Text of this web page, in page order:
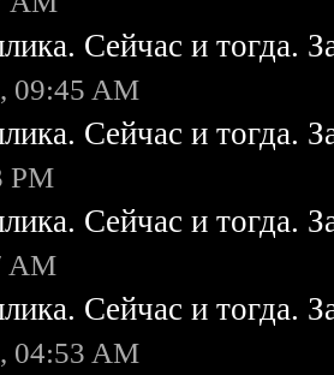
Сейчас и тогда.
09:45 AM
Сейчас и тогда.
PM
Сейчас и тогда.
AM
Сейчас и тогда.
04:53 AM